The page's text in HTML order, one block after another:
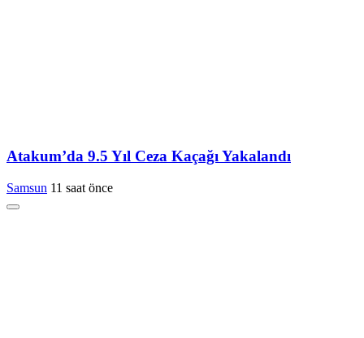
Atakum’da 9.5 Yıl Ceza Kaçağı Yakalandı
Samsun 11 saat önce